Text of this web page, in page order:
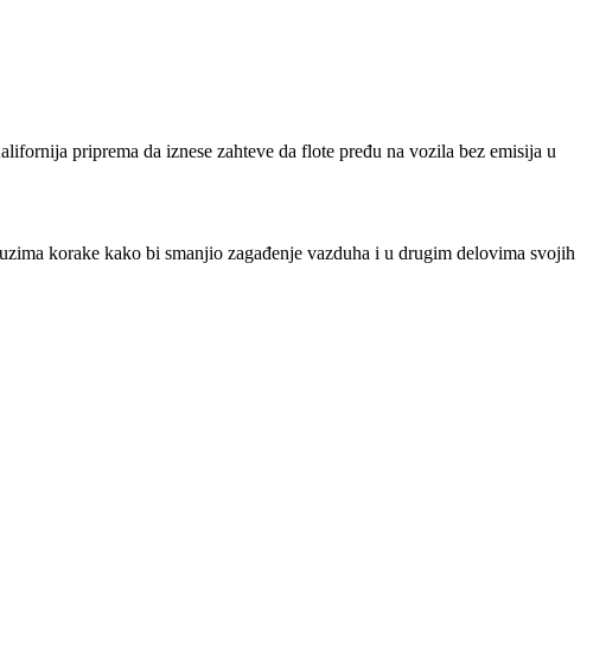
priprema da iznese zahteve da flote pređu na vozila bez emisija u
korake kako bi smanjio zagađenje vazduha i u drugim delovima svojih